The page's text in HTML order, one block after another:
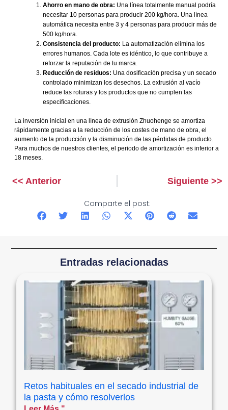
Ahorro en mano de obra: Una línea totalmente manual podría
necesitar 10 personas para producir 200 kg/hora. Una línea
automática necesita entre 3 y 4 personas para producir más de
500 kg/hora.
Consistencia del producto: La automatización elimina los
errores humanos. Cada lote es idéntico, lo que contribuye a
reforzar la reputación de tu marca.
Reducción de residuos: Una dosificación precisa y un secado
controlado minimizan los desechos. La extrusión al vacío
reduce las roturas y los productos que no cumplen las
especificaciones.
La inversión inicial en una línea de extrusión Zhuohenge se amortiza
rápidamente gracias a la reducción de los costes de mano de obra, el
aumento de la producción y la disminución de las pérdidas de producto.
Para muchos de nuestros clientes, el periodo de amortización es inferior a
18 meses.
<< Anterior Siguiente >>
Comparte el post:
Entradas relacionadas
Retos habituales en el secado industrial de
la pasta y cómo resolverlos